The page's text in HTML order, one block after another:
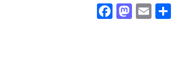
Facebook
Mastodon
Email